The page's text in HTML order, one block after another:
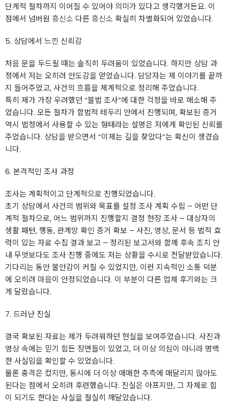
단계적 절차까지 이어질 수 있어야 의미가 있다고 생각했거든요. 이
점에서 넘버원 흥신소 다른 흥신소 확실히 차별화되어 있었습니다.
5. 상담에서 느낀 신뢰감
처음 문을 두드릴 때는 솔직히 두려움이 있었습니다. 하지만 상담 과
정에서 저는 오히려 안도감을 얻었습니다. 담당자는 제 이야기를 끝까
지 들어주었고, 사건의 흐름을 체계적으로 정리해 주었습니다.
특히 제가 가장 우려했던 “불법 조사”에 대한 걱정을 바로 해소해 주
었습니다. 모든 절차가 합법적 테두리 안에서 진행되며, 확보된 증거
역시 법정에서 사용할 수 있는 형태라는 설명은 저에게 확인된 신뢰를
주었습니다. 상담을 받으면서 “이제는 길을 찾았다”는 확신이 생겼습
니다.
6. 본격적인 조사 과정
조사는 계획적이고 단계적으로 진행되었습니다.
초기 상담에서 사건의 범위와 목표를 설정 조사 계획 수립 – 어떤 단
계적 절차으로, 어느 범위까지 진행할지 결정 현장 조사 – 대상자의
생활 패턴, 행동, 관계망 확인 증거 확보 – 사진, 영상, 문서 등 법적 효
력이 있는 자료 수집 결과 보고 – 정리된 보고서와 함께 후속 조치 안
내 무엇보다도 조사 진행 중에도 저는 상황을 수시로 전달받았습니다.
기다리는 동안 불안감이 커질 수 있었지만, 이런 지속적인 소통 덕분
에 오히려 마음이 안정되었습니다. 이 부분이 다른 업체 후기와는 크
게 달랐습니다.
7. 드러난 진실
결국 확보된 자료는 제가 두려워하던 현실을 보여주었습니다. 사진과
영상 속에는 믿기 힘든 장면들이 있었고, 더 이상 의심이 아니라 명백
한 사실임을 확인할 수 있었습니다.
물론 충격은 컸지만, 동시에 더 이상 애매한 추측에 매달리지 않아도
된다는 점에서 오히려 후련했습니다. 진실은 아프지만, 그 자체로 힘
이 되기도 한다는 사실을 절실히 깨달았습니다.